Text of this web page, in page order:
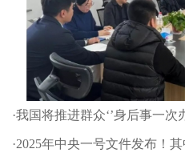
·我国将推进群众‘’身后事一次
·2025年中央一号文件发布！